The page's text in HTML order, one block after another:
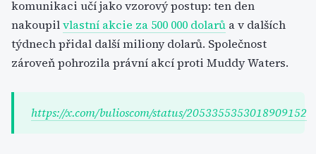
komunikaci učí jako vzorový postup: ten den
nakoupilvlastní akcie za 500 000 dolarů a v dalších
týdnech přidal další miliony dolarů. Společnost
zároveň pohrozila právní akcí proti Muddy Waters.
https://x.com/bulioscom/status/2053355353018909152